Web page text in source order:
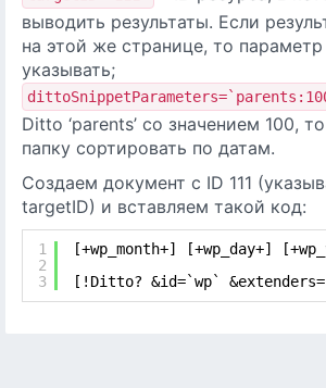
выводить результаты. Если
на этой же странице, то
указывать;
Ditto ‘parents’ со значением 100,
папку сортировать по датам.
Создаем документ с ID 111
targetID) и вставляем такой код:
1
2
3
[+wp_month+] [+wp_day+]
[!Ditto? &id=`wp`